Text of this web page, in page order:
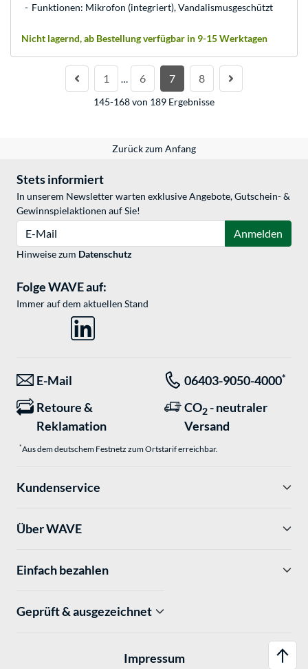
Funktionen: Mikrofon (integriert), Vandalismusgeschützt
Nicht lagernd, ab Bestellung verfügbar in 9-15 Werktagen
1 … 6 7 8
145-168 von 189 Ergebnisse
Zurück zum Anfang
Stets informiert
In unserem Newsletter warten exklusive Angebote, Gutschein- &
Gewinnspielaktionen auf Sie!
Anmelden
Hinweise zum Datenschutz
Folge WAVE auf:
Immer auf dem aktuellen Stand
E-Mail 06403-9050-4000*
Retoure &
Reklamation
CO2 - neutraler
Versand
*Aus dem deutschem Festnetz zum Ortstarif erreichbar.
Kundenservice
Über WAVE
Einfach bezahlen
Geprüft & ausgezeichnet
Impressum